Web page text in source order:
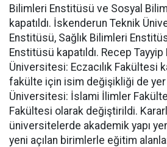
Bilimleri Enstitüsü ve Sosyal
kapatıldı. İskenderun Teknik
Enstitüsü, Sağlık Bilimleri
Enstitüsü kapatıldı. Recep Tayyip
Üniversitesi: Eczacılık Fakültesi
fakülte için isim değişikliği de yer
Üniversitesi: İslami İlimler
Fakültesi olarak değiştirildi.
üniversitelerde akademik yapı
yeni açılan birimlerle eğitim